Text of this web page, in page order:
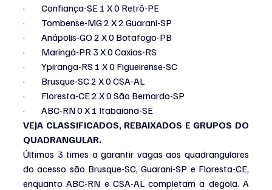
·         Confiança-SE 1 X 0 Retrô-PE
·         Tombense-MG 2 X 2 Guarani-SP
·         Anápolis-GO 2 X 0 Botafogo-PB
·         Maringá-PR 3 X 0 Caxias-RS
·         Ypiranga-RS 1 X 0 Figueirense-SC
·         Brusque-SC 2 X 0 CSA-AL
·         Floresta-CE 2 X 0 São Bernardo-SP
·         ABC-RN 0 X 1 Itabaiana-SE
VEJA CLASSIFICADOS, REBAIXADOS E GRUPOS DO
QUADRANGULAR.
Últimos 3 times a garantir vagas aos quadrangulares
do acesso são Brusque-SC, Guarani-SP e Floresta-CE,
enquanto ABC-RN e CSA-AL completam a degola. A